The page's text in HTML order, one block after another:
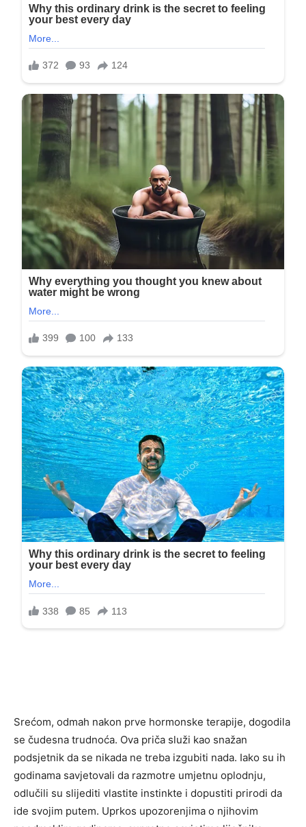
Srećom, odmah nakon prve hormonske terapije, dogodila
se čudesna trudnoća. Ova priča služi kao snažan
podsjetnik da se nikada ne treba izgubiti nada. Iako su ih
godinama savjetovali da razmotre umjetnu oplodnju,
odlučili su slijediti vlastite instinkte i dopustiti prirodi da
ide svojim putem. Uprkos upozorenjima o njihovim